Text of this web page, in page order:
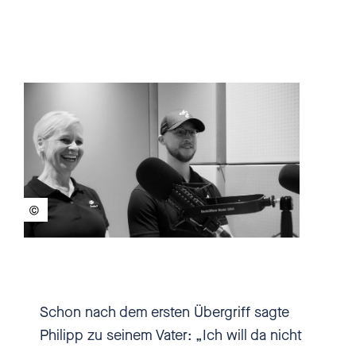
[00:00:29.900] - Heike
Pommer
„Ist der frech zu dir oder
schimpft der dich?oder…“,"Nein,
Pommer
Schon nach dem ersten Übergriff sagte
Philipp zu seinem Vater: „Ich will da nicht